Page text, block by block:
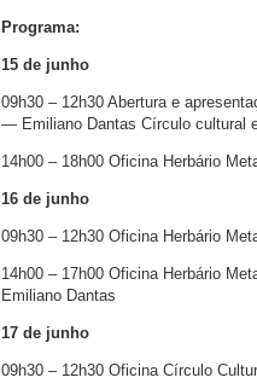
Programa:
15 de junho
09h30 – 12h30 Abertura e
— Emiliano Dantas Círculo cultural
14h00 – 18h00 Oficina Herbário
16 de junho
09h30 – 12h30 Oficina Herbário
14h00 – 17h00 Oficina Herbário
Emiliano Dantas
17 de junho
09h30 – 12h30 Oficina Círculo